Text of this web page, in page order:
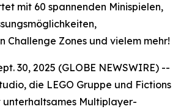
mit 60 spannenden Minispielen,
Challenge Zones und vielem mehr!
30, 2025 (GLOBE NEWSWIRE) --
die LEGO Gruppe und Fictions
unterhaltsames Multiplayer-